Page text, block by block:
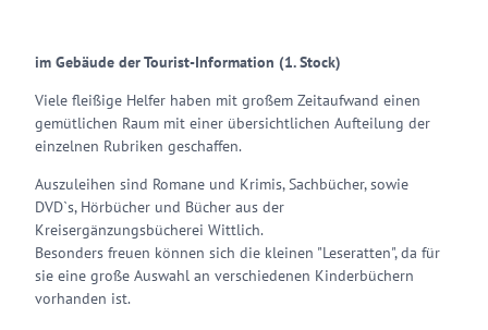
im Gebäude der Tourist-Information (1. Stock)
Viele fleißige Helfer haben mit großem Zeitaufwand einen
gemütlichen Raum mit einer übersichtlichen Aufteilung der
einzelnen Rubriken geschaffen.
Auszuleihen sind Romane und Krimis, Sachbücher, sowie
DVD`s, Hörbücher und Bücher aus der
Kreisergänzungsbücherei Wittlich.
Besonders freuen können sich die kleinen "Leseratten", da für
sie eine große Auswahl an verschiedenen Kinderbüchern
vorhanden ist.